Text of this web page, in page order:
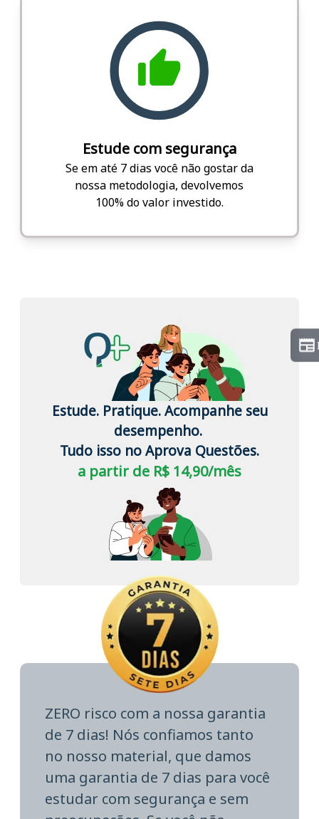
Estude com segurança
Se em até 7 dias você não gostar da
nossa metodologia, devolvemos
100% do valor investido.
Estude. Pratique. Acompanhe seu
desempenho.
Tudo isso no Aprova Questões.
a partir de R$ 14,90/mês
ZERO risco com a nossa garantia
de 7 dias! Nós confiamos tanto
no nosso material, que damos
uma garantia de 7 dias para você
estudar com segurança e sem